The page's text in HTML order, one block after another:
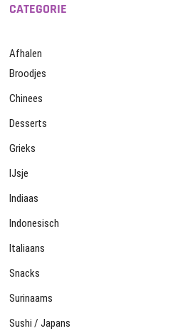
CATEGORIE
Afhalen
Broodjes
Chinees
Desserts
Grieks
IJsje
Indiaas
Indonesisch
Italiaans
Snacks
Surinaams
Sushi / Japans